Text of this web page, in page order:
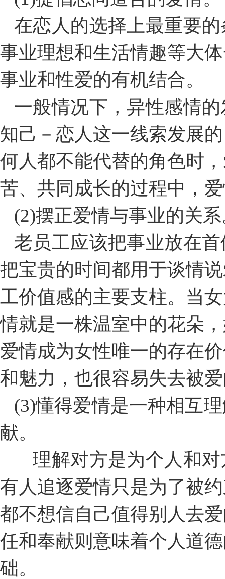
在恋人的选择上最重要
事业理想和生活情趣等大
事业和性爱的有机结合。
一般情况下，异性感情
知己－恋人这一线索发展
何人都不能代替的角色时
苦、共同成长的过程中，
(2)摆正爱情与事业的关
老员工应该把事业放在
把宝贵的时间都用于谈情
工价值感的主要支柱。当
情就是一株温室中的花朵
爱情成为女性唯一的存在
和魅力，也很容易失去被
(3)懂得爱情是一种相互
献。
理解对方是为个人和对
有人追逐爱情只是为了被
都不想信自己值得别人去
任和奉献则意味着个人道
础。